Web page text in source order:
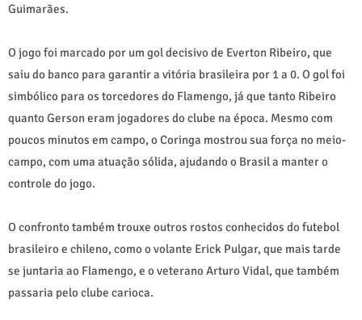
Guimarães.
O jogo foi marcado por um gol decisivo de Everton Ribeiro, que
saiu do banco para garantir a vitória brasileira por 1 a 0. O gol foi
simbólico para os torcedores do Flamengo, já que tanto Ribeiro
quanto Gerson eram jogadores do clube na época. Mesmo com
poucos minutos em campo, o Coringa mostrou sua força no meio-
campo, com uma atuação sólida, ajudando o Brasil a manter o
controle do jogo.
O confronto também trouxe outros rostos conhecidos do futebol
brasileiro e chileno, como o volante Erick Pulgar, que mais tarde
se juntaria ao Flamengo, e o veterano Arturo Vidal, que também
passaria pelo clube carioca.